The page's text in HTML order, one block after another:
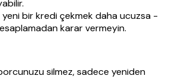
bir kredi çekmek daha ucuzsa -
karar vermeyin.
silmez, sadece yeniden